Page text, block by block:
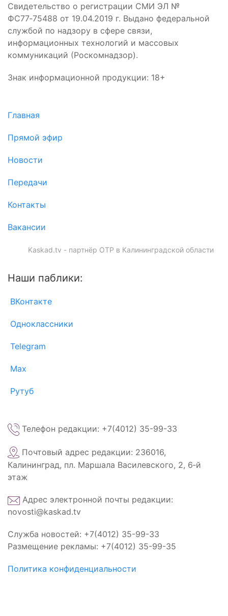
Свидетельство о регистрации СМИ ЭЛ №
ФС77‑75488 от 19.04.2019 г. Выдано федеральной
службой по надзору в сфере связи,
информационных технологий и массовых
коммуникаций (Роскомнадзор).
Знак информационной продукции: 18+
Главная
Прямой эфир
Новости
Передачи
Контакты
Вакансии
Kaskad.tv - партнёр ОТР в Калининградской области
Наши паблики:
ВКонтакте
Одноклассники
Telegram
Max
Рутуб
Телефон редакции: +7(4012) 35-99-33
Почтовый адрес редакции: 236016,
Калининград, пл. Маршала Василевского, 2, 6‑й
этаж
Адрес электронной почты редакции:
novosti@kaskad.tv
Служба новостей: +7(4012) 35-99-33
Размещение рекламы: +7(4012) 35-99-35
Политика конфиденциальности